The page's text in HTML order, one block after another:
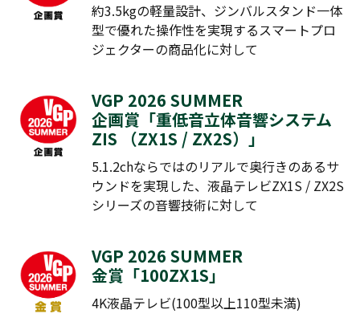
約3.5kgの軽量設計、ジンバルスタンド一体
型で優れた操作性を実現するスマートプロ
ジェクターの商品化に対して
VGP 2026 SUMMER
企画賞「重低音立体音響システム
ZIS （ZX1S / ZX2S）」
5.1.2chならではのリアルで奥行きのあるサ
ウンドを実現した、液晶テレビZX1S / ZX2S
シリーズの音響技術に対して
VGP 2026 SUMMER
金賞「100ZX1S」
4K液晶テレビ(100型以上110型未満)